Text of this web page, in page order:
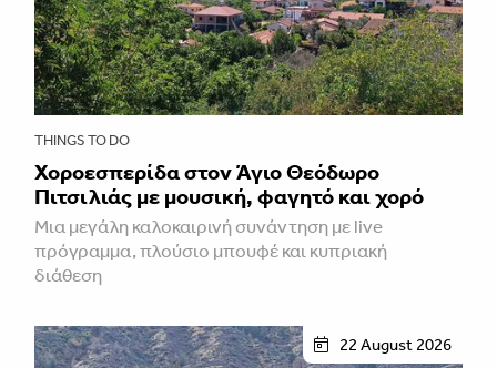
THINGS TO DO
Χοροεσπερίδα στον Άγιο Θεόδωρο
Πιτσιλιάς με μουσική, φαγητό και χορό
Μια μεγάλη καλοκαιρινή συνάντηση με live
πρόγραμμα, πλούσιο μπουφέ και κυπριακή
διάθεση
22 August 2026